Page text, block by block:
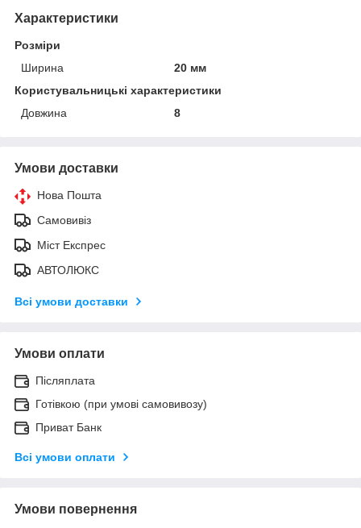
Характеристики
Розміри
Ширина
20 мм
Користувальницькі характеристики
Довжина
8
Умови доставки
Нова Пошта
Самовивіз
Міст Експрес
АВТОЛЮКС
Всі умови доставки
Умови оплати
Післяплата
Готівкою (при умові самовивозу)
Приват Банк
Всі умови оплати
Умови повернення